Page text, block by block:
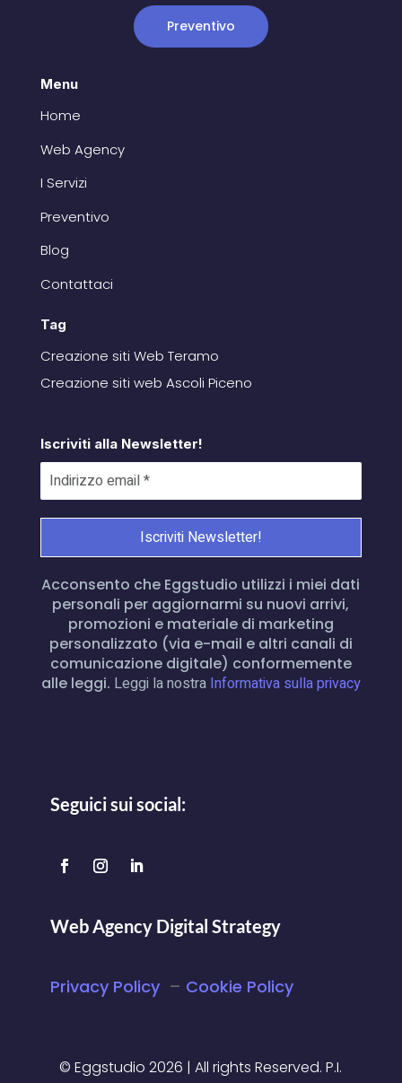
Preventivo
Menu
Home
Web Agency
I Servizi
Preventivo
Blog
Contattaci
Tag
Creazione siti Web Teramo
Creazione siti web Ascoli Piceno
Iscriviti alla Newsletter!
Acconsento che Eggstudio utilizzi i miei dati
personali per aggiornarmi su nuovi arrivi,
promozioni e materiale di marketing
personalizzato (via e-mail e altri canali di
comunicazione digitale) conformemente
alle leggi. Leggi la nostra Informativa sulla privacy
Seguici sui social:
Web Agency Digital Strategy
Privacy Policy – Cookie Policy
© Eggstudio 2026 | All rights Reserved. P.I.